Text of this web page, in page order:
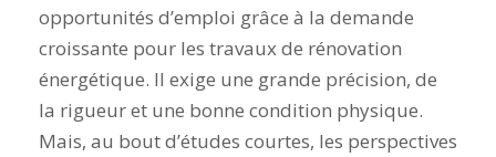
opportunités d’emploi grâce à la demande
croissante pour les travaux de rénovation
énergétique. Il exige une grande précision, de
la rigueur et une bonne condition physique.
Mais, au bout d’études courtes, les perspectives